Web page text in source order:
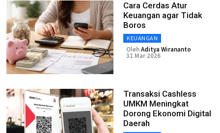
Cara Cerdas Atur
Keuangan agar Tidak
Boros
KEUANGAN
OlehAditya Wirananto
31 Mar 2026
Transaksi Cashless
UMKM Meningkat
Dorong Ekonomi Digital
Daerah